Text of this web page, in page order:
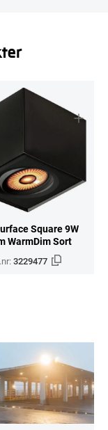
Square 9W
WarmDim Sort
3229477